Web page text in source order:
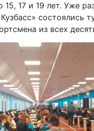
17 и 19 лет. Уже
из всех